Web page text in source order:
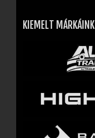
KIEMELT MÁRKÁINK